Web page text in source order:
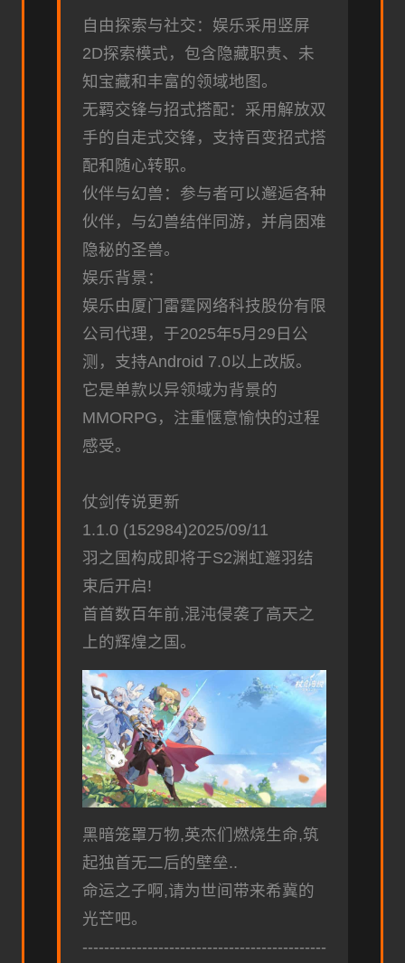
自由探索与社交：娱乐采用竖屏
2D探索模式，包含隐藏职责、未
知宝藏和丰富的领域地图。
无羁交锋与招式搭配：采用解放双
手的自走式交锋，支持百变招式搭
配和随心转职。
伙伴与幻兽：参与者可以邂逅各种
伙伴，与幻兽结伴同游，并肩困难
隐秘的圣兽。
娱乐背景：
娱乐由厦门雷霆网络科技股份有限
公司代理，于2025年5月29日公
测，支持Android 7.0以上改版。
它是单款以异领域为背景的
MMORPG，注重惬意愉快的过程
感受。
仗剑传说更新
1.1.0 (152984)2025/09/11
羽之国构成即将于S2渊虹邂羽结
束后开启!
首首数百年前,混沌侵袭了高天之
上的辉煌之国。
黑暗笼罩万物,英杰们燃烧生命,筑
起独首无二后的壁垒..
命运之子啊,请为世间带来希冀的
光芒吧。
---------------------------------------------